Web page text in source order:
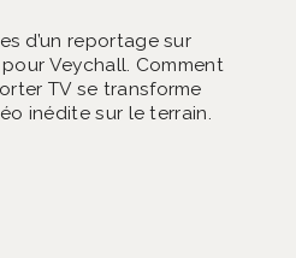
d’un reportage sur
Veychall. Comment
TV se transforme
inédite sur le terrain.